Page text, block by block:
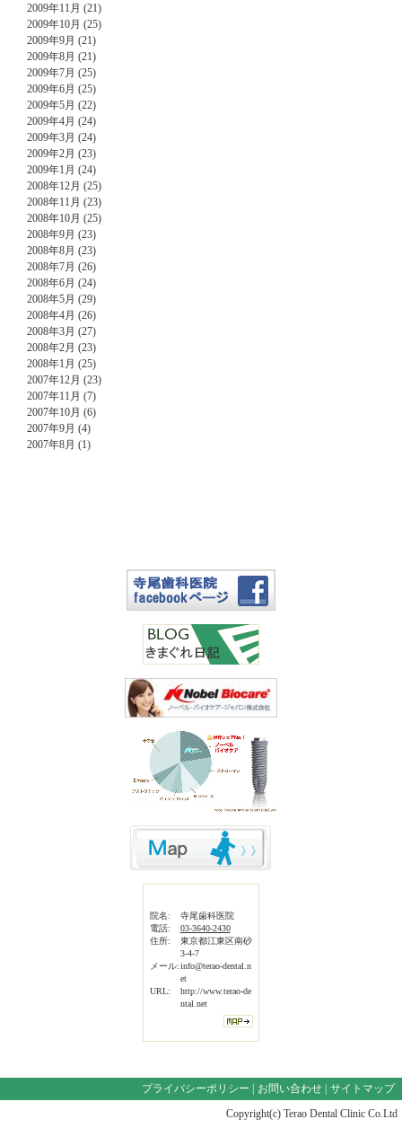
2009年11月 (21)
2009年10月 (25)
2009年9月 (21)
2009年8月 (21)
2009年7月 (25)
2009年6月 (25)
2009年5月 (22)
2009年4月 (24)
2009年3月 (24)
2009年2月 (23)
2009年1月 (24)
2008年12月 (25)
2008年11月 (23)
2008年10月 (25)
2008年9月 (23)
2008年8月 (23)
2008年7月 (26)
2008年6月 (24)
2008年5月 (29)
2008年4月 (26)
2008年3月 (27)
2008年2月 (23)
2008年1月 (25)
2007年12月 (23)
2007年11月 (7)
2007年10月 (6)
2007年9月 (4)
2007年8月 (1)
院名:
寺尾歯科医院
電話:
03-3640-2430
住所:
東京都江東区南砂
3-4-7
メール:info@terao-dental.n
et
URL:
http://www.terao-de
ntal.net
プライバシーポリシー | お問い合わせ | サイトマップ
Copyright(c) Terao Dental Clinic Co.Ltd